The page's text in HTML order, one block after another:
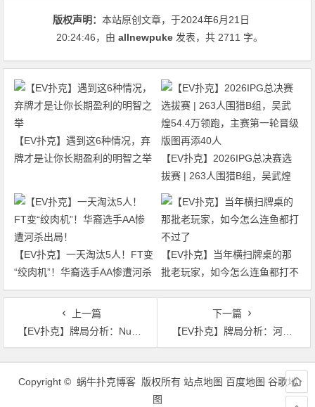
版权声明：本站原创文章，于2024年6月21日
20:24:46，由allnewpuke 发表，共 2711 字。
【EV扑克】遇到这6种情况，弃
牌才是让你长期盈利的明智之举
【EV扑克】2026IPG总决赛选
拔赛 | 263人围猎B组，吴武煌
54.4万领跑，主赛第一轮晋级版
【EV扑克】一天淘汰5人！FT变
“绞肉机”！华裔选手AA惨遭河杀
出局！
【EV扑克】当年横扫牌桌的那
批老玩家，如今怎么连鱼都打不
过了
上一篇
【EV扑克】牌局分析：Nuts不一定河牌非要推allin
下一篇
【EV扑克】牌局分析：河牌应该打阻止注
文
Copyright © 蜗牛扑克博客 版权所有 站点地图 百度地图 谷歌地
图